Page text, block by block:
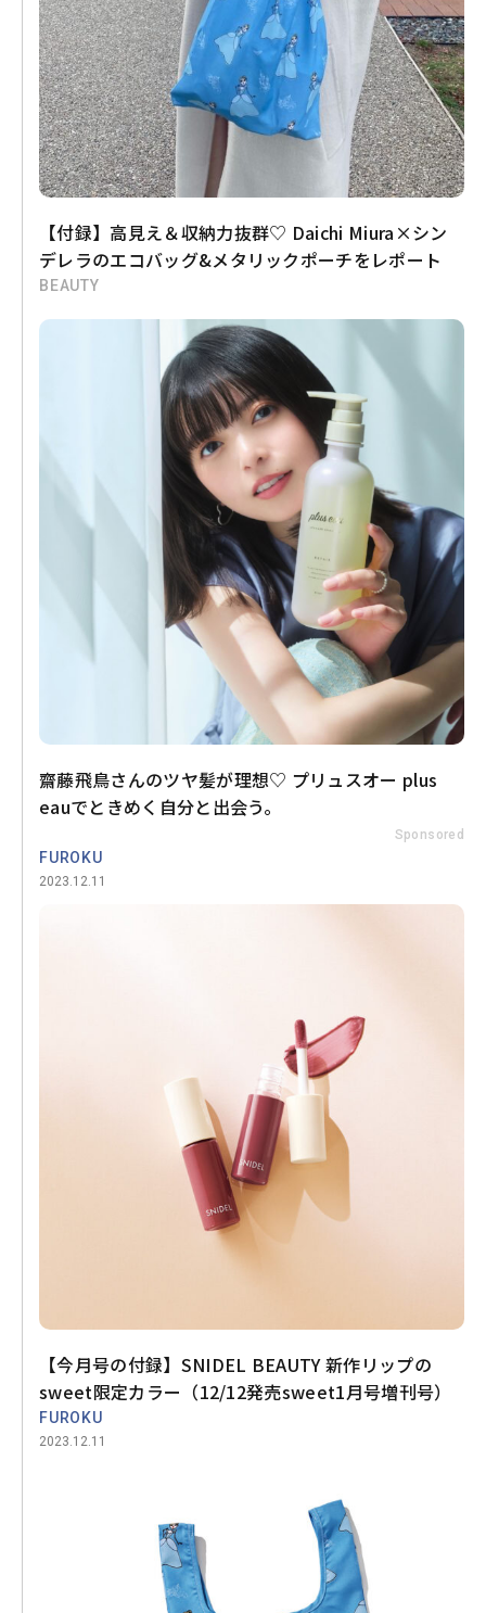
【付録】高見え＆収納力抜群♡ Daichi Miura×シン
デレラのエコバッグ&メタリックポーチをレポート
BEAUTY
齋藤飛鳥さんのツヤ髪が理想♡ プリュスオー plus
eauでときめく自分と出会う。
Sponsored
FUROKU
2023.12.11
【今月号の付録】SNIDEL BEAUTY 新作リップの
sweet限定カラー（12/12発売sweet1月号増刊号）
FUROKU
2023.12.11